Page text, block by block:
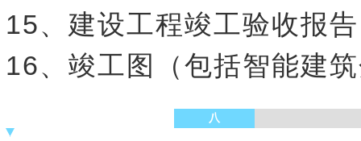
15、建设工程竣工验收报
16、竣工图（包括智能建
八